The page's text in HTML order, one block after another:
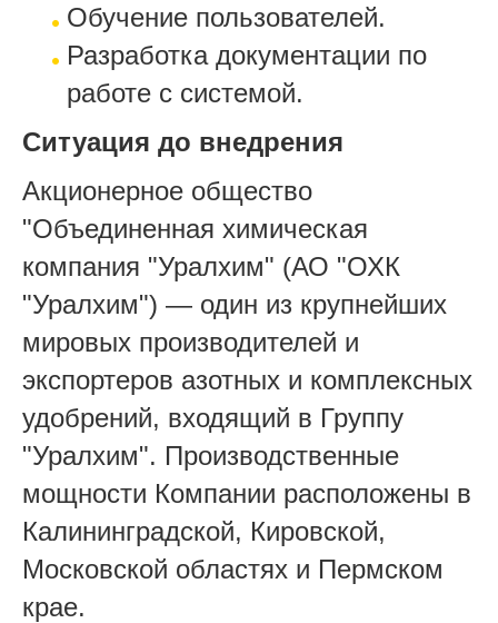
Обучение пользователей.
Разработка документации по
работе с системой.
Ситуация до внедрения
Акционерное общество
"Объединенная химическая
компания "Уралхим" (АО "ОХК
"Уралхим") — один из крупнейших
мировых производителей и
экспортеров азотных и комплексных
удобрений, входящий в Группу
"Уралхим". Производственные
мощности Компании расположены в
Калининградской, Кировской,
Московской областях и Пермском
крае.